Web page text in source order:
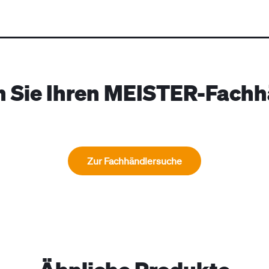
Sie Ihren MEISTER-
Zur Fachhändlersuche